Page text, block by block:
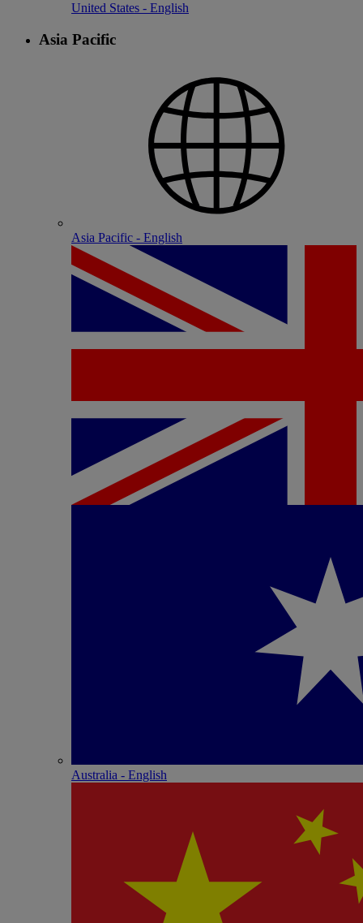
United States - English
Asia Pacific
Asia Pacific - English
Australia - English